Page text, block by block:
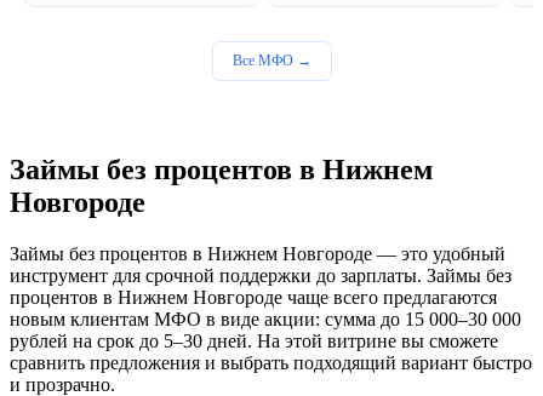
Все МФО →
Займы без процентов в Нижнем
Новгороде
Займы без процентов в Нижнем Новгороде — это удобный
инструмент для срочной поддержки до зарплаты. Займы без
процентов в Нижнем Новгороде чаще всего предлагаются
новым клиентам МФО в виде акции: сумма до 15 000–30 000
рублей на срок до 5–30 дней. На этой витрине вы сможете
сравнить предложения и выбрать подходящий вариант быстро
и прозрачно.